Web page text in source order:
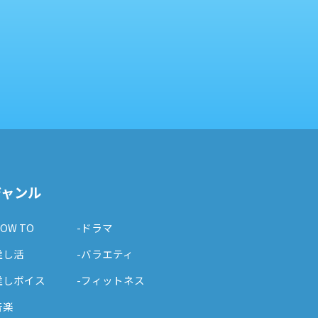
ンル
TO
活
ボイス
-ドラマ
-バラエティ
-フィットネス